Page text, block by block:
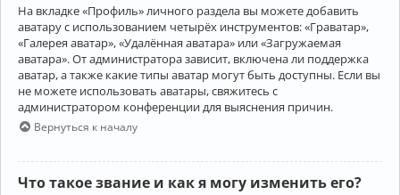
На вкладке «Профиль» личного раздела вы можете добавить
аватару с использованием четырёх инструментов: «Граватар»,
«Галерея аватар», «Удалённая аватара» или «Загружаемая
аватара». От администратора зависит, включена ли поддержка
аватар, а также какие типы аватар могут быть доступны. Если вы
не можете использовать аватары, свяжитесь с
администратором конференции для выяснения причин.
Вернуться к началу
Что такое звание и как я могу изменить его?